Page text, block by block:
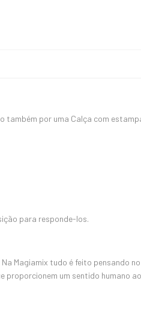
também por uma Calça com
para responde-los.
Magiamix tudo é feito pensando
proporcionem um sentido humano